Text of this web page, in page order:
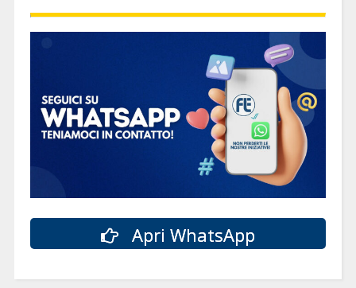
Apri WhatsApp